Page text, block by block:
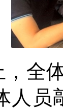
，全
人员